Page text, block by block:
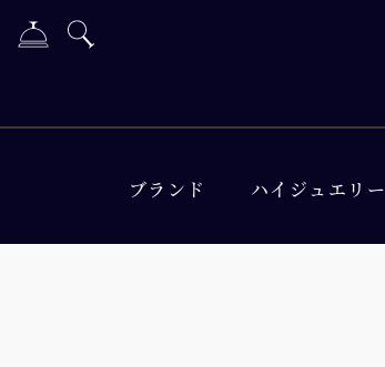
ブランド ハイジュエリー